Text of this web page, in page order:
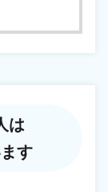
は
す